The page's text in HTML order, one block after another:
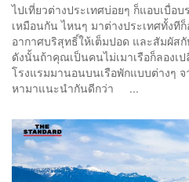
ไปเที่ยวต่างประเทศบ่อยๆ ก็แอบเบื่อ
เหมือนกัน ไหนๆ มาต่างประเทศทั้ง
อากาศบริสุทธิ์ให้เต็มปอด และสัมผัส
ดังนั้นถ้าคุณเป็นคนไม่เมาเรือก็ลองเ
โรงแรมมานอนบนเรือพักแบบต่างๆ จ
หามาแนะนำกันดีกว่า ...